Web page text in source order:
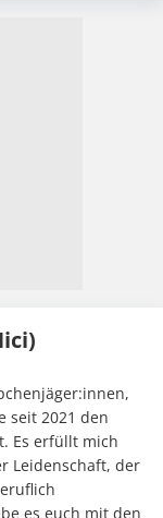
seit 2021 den
Es erfüllt mich
Leidenschaft, der
es euch mit den